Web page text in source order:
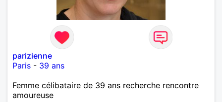
parizienne
Paris - 39 ans
Femme célibataire de 39 ans recherche rencontre
amoureuse